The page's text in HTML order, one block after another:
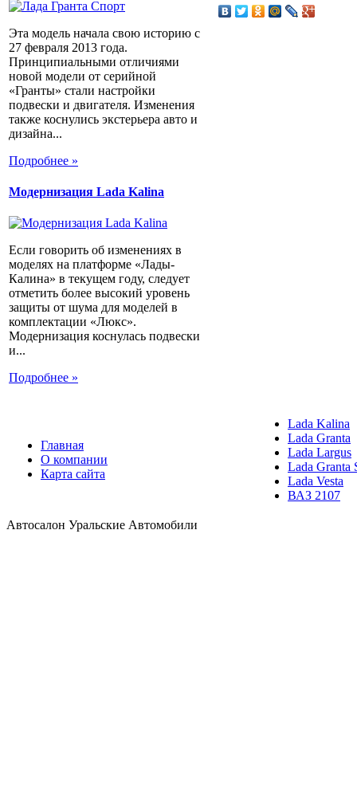
Эта модель начала свою историю с
27 февраля 2013 года.
Принципиальными отличиями
новой модели от серийной
«Гранты» стали настройки
подвески и двигателя. Изменения
также коснулись экстерьера авто и
дизайна...
Подробнее »
Модернизация Lada Kalina
Если говорить об изменениях в
моделях на платформе «Лады-
Калина» в текущем году, следует
отметить более высокий уровень
защиты от шума для моделей в
комплектации «Люкс».
Модернизация коснулась подвески
и...
Подробнее »
Главная
О компании
Карта сайта
Lada Kalina
Lada Granta
Lada Largus
Lada Granta
Lada Vesta
ВАЗ 2107
Автосалон Уральские Автомобили